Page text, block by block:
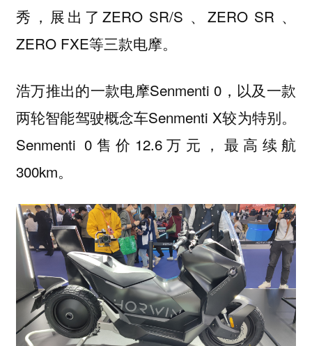
秀，展出了ZERO SR/S 、ZERO SR 、
ZERO FXE等三款电摩。
浩万推出的一款电摩Senmenti 0，以及一款
两轮智能驾驶概念车Senmenti X较为特别。
Senmenti 0售价12.6万元，最高续航
300km。